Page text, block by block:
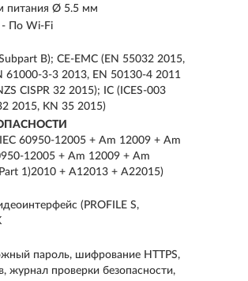
питания Ø 5.5 мм
- По Wi-Fi
B); CE-EMC (EN 55032 2015,
61000-3-3 2013, EN 50130-4 2011
CISPR 32 2015); IC (ICES-003
2015, KN 35 2015)
60950-12005 + Am 12009 + Am
12005 + Am 12009 + Am
1)2010 + A12013 + A22015)
(PROFILE S,
пароль, шифрование HTTPS,
журнал проверки безопасности,